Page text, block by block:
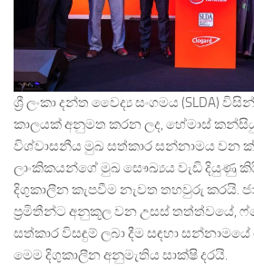
ශ්‍රී ලංකා දන්ත වෛද්‍ය සංගමය (SLDA)
කාලයක් අනුමත කරන ලද, හේමාස්
විශ්වාසනීය මුඛ සත්කාර සන්නාමය වන
ලාංකිකයන්ගේ මුඛ සෞඛ්‍යය වැඩි දියුණු
දිගුකාලීන කැපවීම නැවත තහවුරු කරයි.
ප්‍රමිතීන්ට අනුකූල වන උසස් තත්ත්වයේ,
සත්කාර විසඳුම් ලබා දීම සඳහා
මෙම දිගුකාලීන අනුමැතිය සාක්ෂි දරයි.